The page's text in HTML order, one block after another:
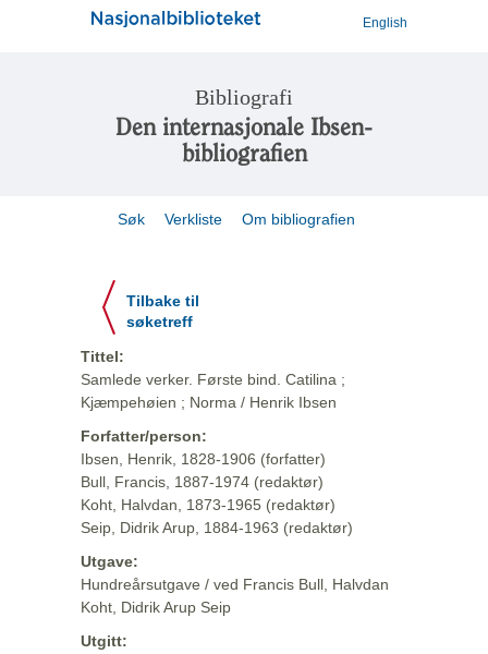
English
Bibliografi
Den internasjonale Ibsen-
bibliografien
Søk Verkliste Om bibliografien
Tilbake til
søketreff
Tittel:
Samlede verker. Første bind. Catilina ;
Kjæmpehøien ; Norma / Henrik Ibsen
Forfatter/person:
Ibsen, Henrik, 1828-1906 (forfatter)
Bull, Francis, 1887-1974 (redaktør)
Koht, Halvdan, 1873-1965 (redaktør)
Seip, Didrik Arup, 1884-1963 (redaktør)
Utgave:
Hundreårsutgave / ved Francis Bull, Halvdan
Koht, Didrik Arup Seip
Utgitt: